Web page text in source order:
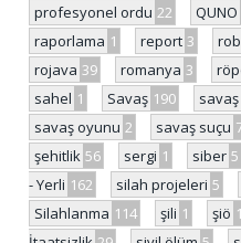
profesyonel ordu 22 QUNO
raporlama 1 report 3
rojava 39 romanya 3
sahel 1 Savaş 190 savaş
savaş oyunu 2 savaş suçu
şehitlik 56 sergi 1 siber 5
- Yerli 162 silah projeleri 5
Silahlanma 114 şili 1 şiö 1